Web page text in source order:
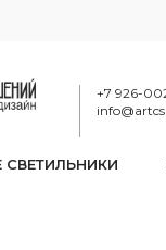
+7 926-